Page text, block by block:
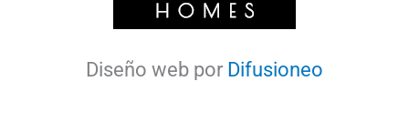
Diseño web por Difusioneo